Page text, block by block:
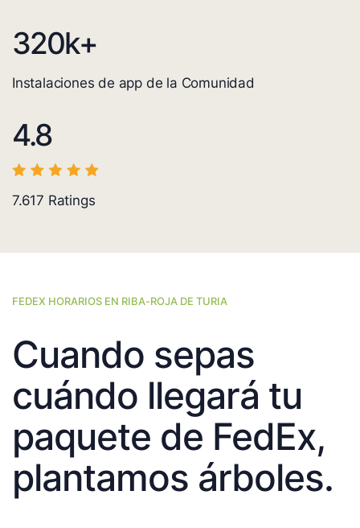
320k+
Instalaciones de app de la Comunidad
4.8
7.617 Ratings
FEDEX HORARIOS EN RIBA-ROJA DE TURIA
Cuando sepas
cuándo llegará tu
paquete de FedEx,
plantamos árboles.